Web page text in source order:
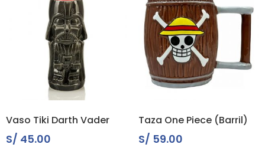
Vaso Tiki Darth Vader
S/ 45.00
Taza One Piece (Barril)
S/ 59.00